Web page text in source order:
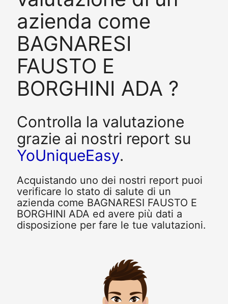
azienda come
BAGNARESI
FAUSTO E
BORGHINI ADA ?
Controlla la valutazione
grazie ai nostri report su
YoUniqueEasy.
Acquistando uno dei nostri report puoi
verificare lo stato di salute di un
azienda come BAGNARESI FAUSTO E
BORGHINI ADA ed avere più dati a
disposizione per fare le tue valutazioni.